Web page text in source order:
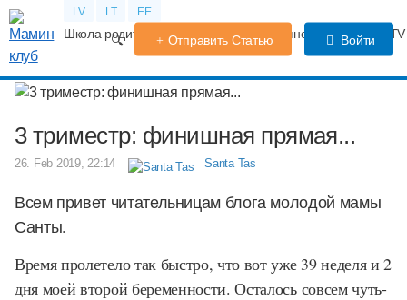
LV LT EE
Школа родителей Календарь беременности Форум
Отправить Статью Войти
3 триместр: финишная прямая...
26. Feb 2019, 22:14 Santa Tas
Всем привет читательницам блога молодой мамы
Санты.
Время пролетело так быстро, что вот уже 39 неделя и 2
дня моей второй беременности. Осталось совсем чуть-